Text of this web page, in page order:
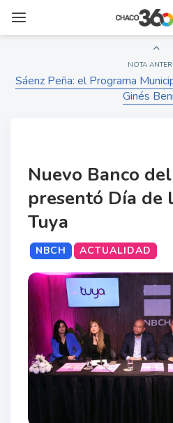
NOTA
Sáenz Peña: el Programa
Ginés
Nuevo Banco
presentó Día de
Tuya
NBCH ACTUALIDAD